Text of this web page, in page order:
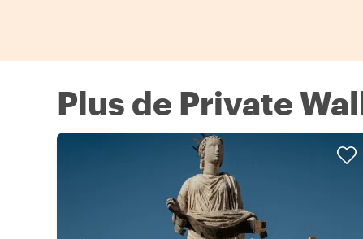
Plus de Private